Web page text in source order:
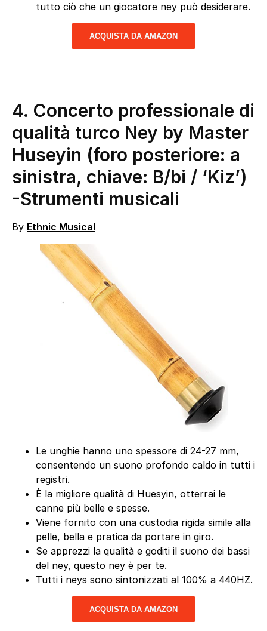
tutto ciò che un giocatore ney può desiderare.
ACQUISTA DA AMAZON
4. Concerto professionale di
qualità turco Ney by Master
Huseyin (foro posteriore: a
sinistra, chiave: B/bi / ‘Kiz’)
-Strumenti musicali
By Ethnic Musical
Le unghie hanno uno spessore di 24-27 mm,
consentendo un suono profondo caldo in tutti i
registri.
È la migliore qualità di Huesyin, otterrai le
canne più belle e spesse.
Viene fornito con una custodia rigida simile alla
pelle, bella e pratica da portare in giro.
Se apprezzi la qualità e goditi il suono dei bassi
del ney, questo ney è per te.
Tutti i neys sono sintonizzati al 100% a 440HZ.
ACQUISTA DA AMAZON